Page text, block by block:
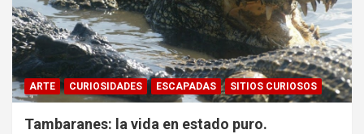
ARTE CURIOSIDADES ESCAPADAS SITIOS CURIOSOS
Tambaranes: la vida en estado puro.